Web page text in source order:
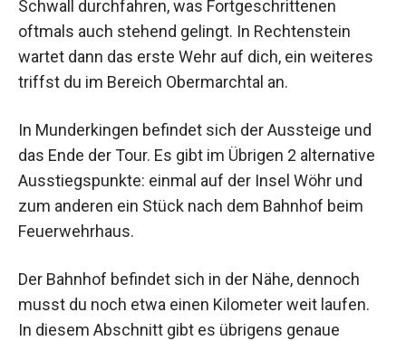
Schwall durchfahren, was Fortgeschrittenen
oftmals auch stehend gelingt. In Rechtenstein
wartet dann das erste Wehr auf dich, ein weiteres
triffst du im Bereich Obermarchtal an.
In Munderkingen befindet sich der Aussteige und
das Ende der Tour. Es gibt im Übrigen 2 alternative
Ausstiegspunkte: einmal auf der Insel Wöhr und
zum anderen ein Stück nach dem Bahnhof beim
Feuerwehrhaus.
Der Bahnhof befindet sich in der Nähe, dennoch
musst du noch etwa einen Kilometer weit laufen.
In diesem Abschnitt gibt es übrigens genaue